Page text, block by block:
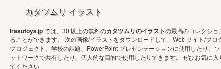
カタツムリ イラスト
Irasutoya.jpでは、30 以上の無料のカタツムリのイラストの最高のコレクショ
ることができます。 次の画像/イラストをダウンロードして、Web サイト/ブロ
プロジェクト、学校の課題、PowerPoint プレゼンテーションに使用したり、
ットワークで共有したり、個人的な目的で使用したりできます。 ぜひお気に入
てください